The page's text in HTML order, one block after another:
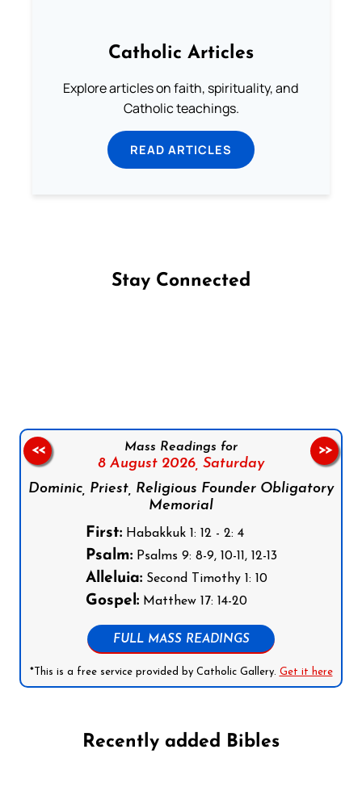
Catholic Articles
Explore articles on faith, spirituality, and
Catholic teachings.
READ ARTICLES
Stay Connected
Mass Readings for
8 August 2026, Saturday
Dominic, Priest, Religious Founder Obligatory
Memorial
First:Habakkuk 1: 12 - 2: 4
Psalm:Psalms 9: 8-9, 10-11, 12-13
Alleluia:Second Timothy 1: 10
Gospel:Matthew 17: 14-20
FULL MASS READINGS
*This is a free service provided by Catholic Gallery. Get it here
<< >>
Recently added Bibles